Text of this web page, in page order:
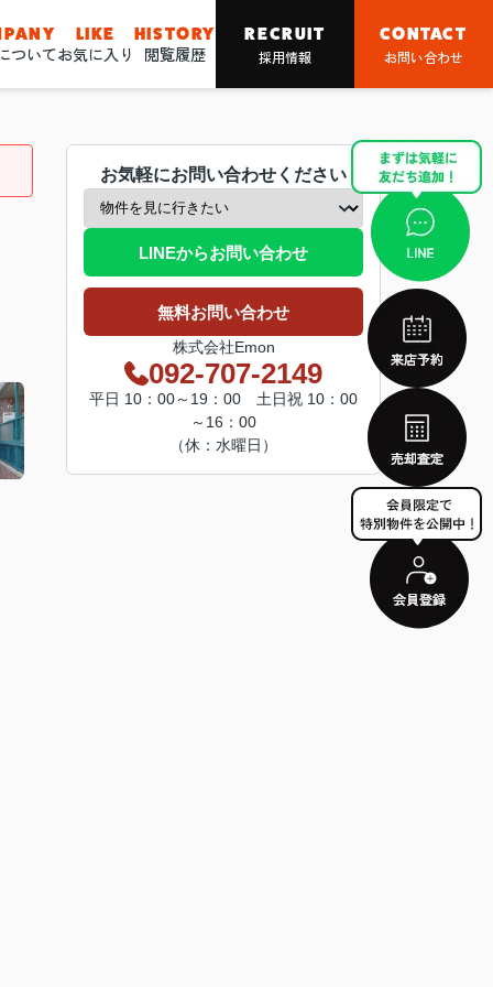
ついて
LIKE
お気に入り
HISTORY
閲覧履歴
RECRUIT
採用情報
CONTACT
お問い合わせ
お気軽にお問い合わせください
LINEからお問い合わせ
無料お問い合わせ
株式会社Emon
092-707-2149
平日 10：00～19：00 土日祝 10：00
～16：00
（休：水曜日）